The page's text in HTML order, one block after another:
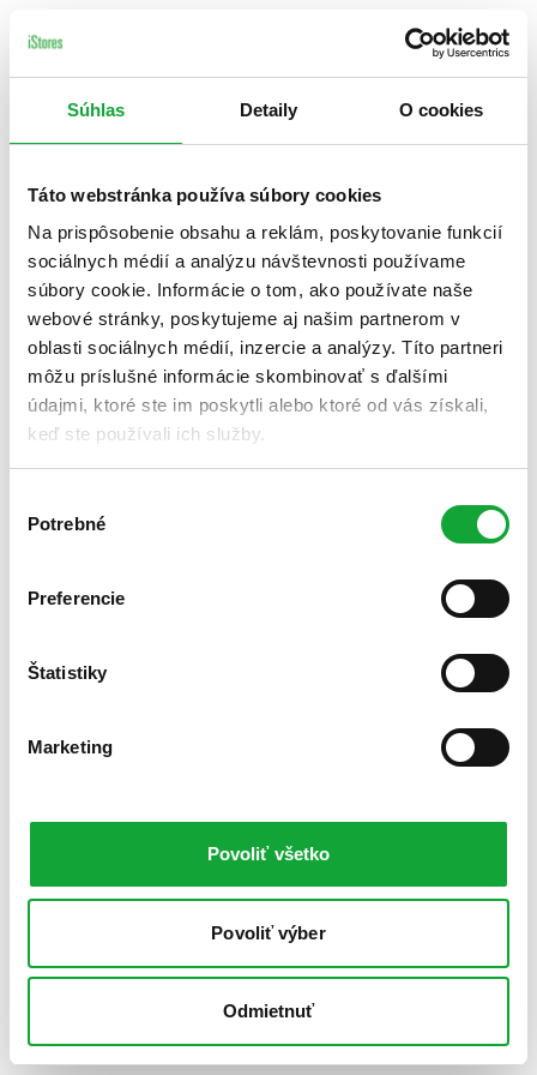
Súhlas Detaily O cookies
Táto webstránka používa súbory cookies
Na prispôsobenie obsahu a reklám, poskytovanie funkcií
sociálnych médií a analýzu návštevnosti používame
súbory cookie. Informácie o tom, ako používate naše
webové stránky, poskytujeme aj našim partnerom v
oblasti sociálnych médií, inzercie a analýzy. Títo partneri
môžu príslušné informácie skombinovať s ďalšími
údajmi, ktoré ste im poskytli alebo ktoré od vás získali,
keď ste používali ich služby.
súhlasu
Potrebné
Preferencie
Štatistiky
Marketing
Povoliť všetko
Povoliť výber
Odmietnuť